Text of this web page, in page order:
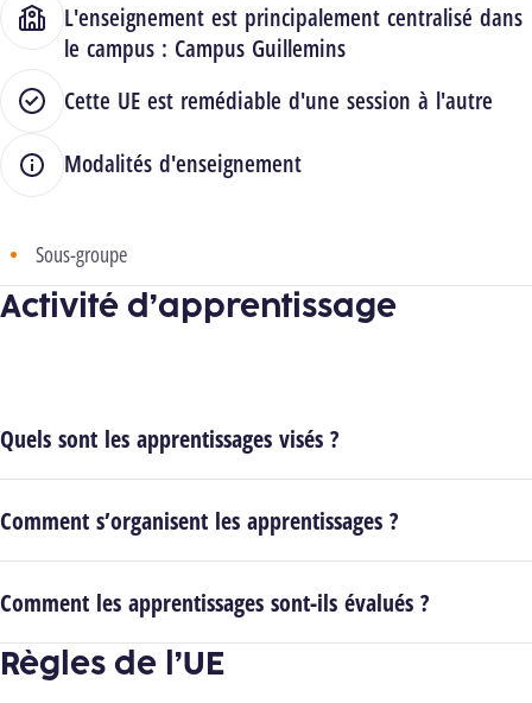
L'enseignement est principalement centralisé dans
le campus : Campus Guillemins
Cette UE est remédiable d'une session à l'autre
Modalités d'enseignement
Sous-groupe
Activité d’apprentissage
Quels sont les apprentissages visés ?
Comment s’organisent les apprentissages ?
Comment les apprentissages sont-ils évalués ?
Règles de l’UE